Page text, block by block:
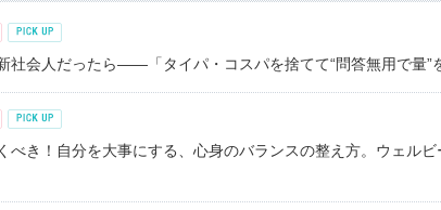
社会人だったら――「タイパ・コスパを捨てて“問答無用で量”
べき！自分を大事にする、心身のバランスの整え方。ウェル